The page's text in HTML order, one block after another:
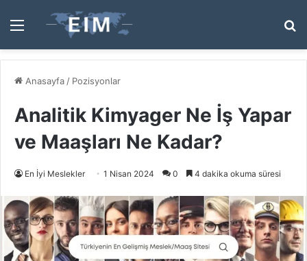
Menü
...
Anasayfa / Pozisyonlar
Analitik Kimyager Ne İş Yapar
ve Maaşları Ne Kadar?
En İyi Meslekler 1 Nisan 2024 0 4 dakika okuma süresi